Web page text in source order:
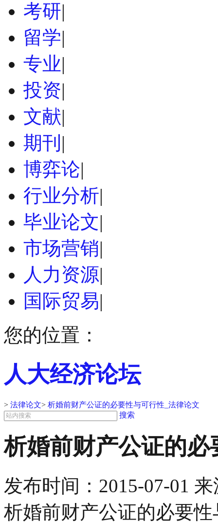
考研|
留学|
专业|
投资|
文献|
期刊 |
博弈论|
行业分析|
毕业论文|
市场营销|
人力资源|
国际贸易|
您的位置：
人大经济论坛
> 法律论文> 析婚前财产公证的必要性与可行性_法律论文
搜索
析婚前财产公证的
发布时间： 2015-07-01 来
析婚前财产公证的必要